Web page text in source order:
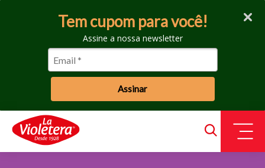
Tem cupom para você!
Assine a nossa newsletter
Assinar